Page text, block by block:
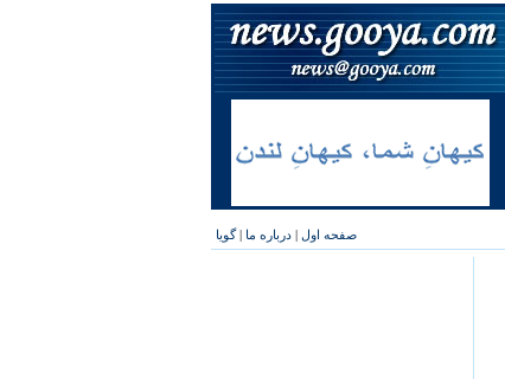
صفحه اول | درباره ما |گویا